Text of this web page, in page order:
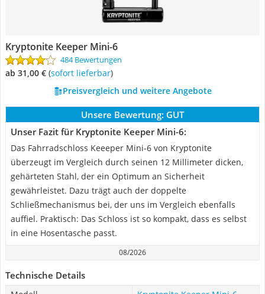
Kryptonite Keeper Mini-6
484 Bewertungen
ab 31,00 € ( Sofort lieferbar)
Preisvergleich und weitere Angebote
Unsere Bewertung: GUT
Unser Fazit für Kryptonite Keeper Mini-6:
Das Fahrradschloss Keeeper Mini-6 von Kryptonite
überzeugt im Vergleich durch seinen 12 Millimeter dicken,
gehärteten Stahl, der ein Optimum an Sicherheit
gewährleistet. Dazu trägt auch der doppelte
Schließmechanismus bei, der uns im Vergleich ebenfalls
auffiel. Praktisch: Das Schloss ist so kompakt, dass es selbst
in eine Hosentasche passt.
08/2026
Technische Details